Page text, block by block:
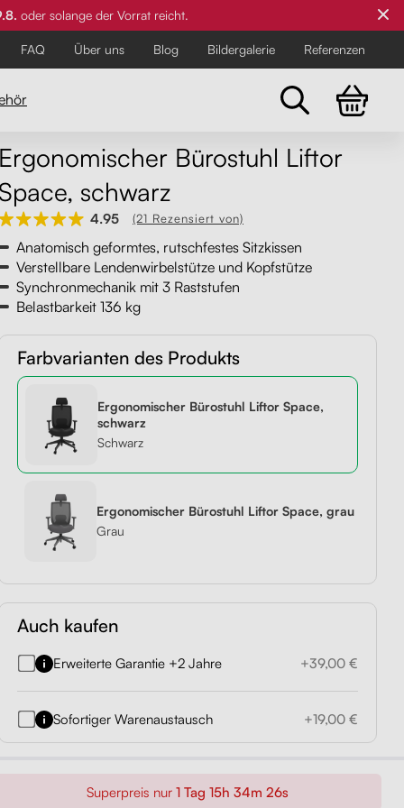
oder solange der Vorrat reicht.
FAQ Über uns Blog Bildergalerie Referenzen
Für die Anspruchsvollsten
aus 379,00 €
Für die Anspruchsvollsten
Liftor Active, schwarz
Für die Anspruchsvollsten
aus 199,00 €
Ergonomischer Bürostuhl Liftor
Space, schwarz
4.95 (21 Rezensiert von)
Anatomisch geformtes, rutschfestes Sitzkissen
Verstellbare Lendenwirbelstütze und Kopfstütze
Synchronmechanik mit 3 Raststufen
Belastbarkeit 136 kg
Farbvarianten des Produkts
Ergonomischer Bürostuhl Liftor Space,
schwarz
Schwarz
Ergonomischer Bürostuhl Liftor Space, grau
Grau
Auch kaufen
Erweiterte Garantie +2 Jahre +39,00 €
Sofortiger Warenaustausch +19,00 €
Superpreis nur 1 Tag 15h 34m 25s